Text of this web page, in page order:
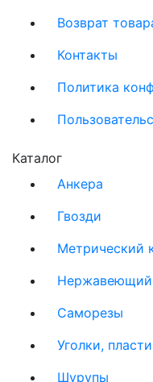
Возврат
Контакты
Политика
Каталог
Анкера
Гвозди
Метрический
Саморезы
Уголки,
Шурупы